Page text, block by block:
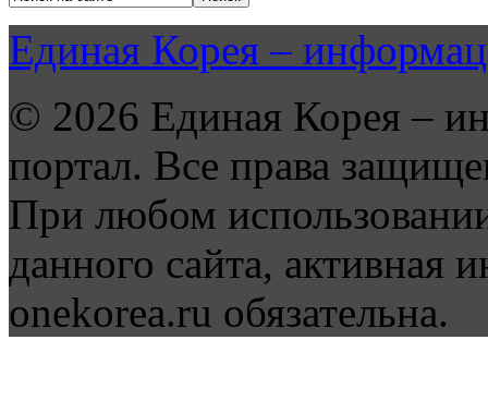
Единая Корея –
© 2026 Единая Корея –
портал. Все права
При любом
данного сайта, активная
onekorea.ru обязательна.